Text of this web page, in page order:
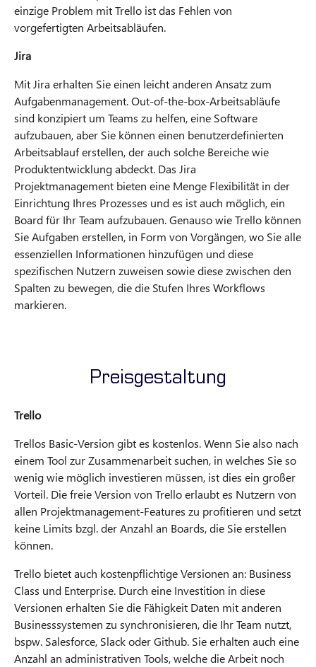
einzige Problem mit Trello ist das Fehlen von
vorgefertigten Arbeitsabläufen.
Jira
Mit Jira erhalten Sie einen leicht anderen Ansatz zum
Aufgabenmanagement. Out-of-the-box-Arbeitsabläufe
sind konzipiert um Teams zu helfen, eine Software
aufzubauen, aber Sie können einen benutzerdefinierten
Arbeitsablauf erstellen, der auch solche Bereiche wie
Produktentwicklung abdeckt. Das Jira
Projektmanagement bieten eine Menge Flexibilität in der
Einrichtung Ihres Prozesses und es ist auch möglich, ein
Board für Ihr Team aufzubauen. Genauso wie Trello können
Sie Aufgaben erstellen, in Form von Vorgängen, wo Sie alle
essenziellen Informationen hinzufügen und diese
spezifischen Nutzern zuweisen sowie diese zwischen den
Spalten zu bewegen, die die Stufen Ihres Workflows
markieren.
Preisgestaltung
Trello
Trellos Basic-Version gibt es kostenlos. Wenn Sie also nach
einem Tool zur Zusammenarbeit suchen, in welches Sie so
wenig wie möglich investieren müssen, ist dies ein großer
Vorteil. Die freie Version von Trello erlaubt es Nutzern von
allen Projektmanagement-Features zu profitieren und setzt
keine Limits bzgl. der Anzahl an Boards, die Sie erstellen
können.
Trello bietet auch kostenpflichtige Versionen an: Business
Class und Enterprise. Durch eine Investition in diese
Versionen erhalten Sie die Fähigkeit Daten mit anderen
Businesssystemen zu synchronisieren, die Ihr Team nutzt,
bspw. Salesforce, Slack oder Github. Sie erhalten auch eine
Anzahl an administrativen Tools, welche die Arbeit noch